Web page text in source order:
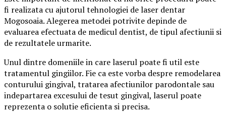
fi realizata cu ajutorul tehnologiei de laser dentar
Mogosoaia. Alegerea metodei potrivite depinde de
evaluarea efectuata de medicul dentist, de tipul afectiunii si
de rezultatele urmarite.
Unul dintre domeniile in care laserul poate fi util este
tratamentul gingiilor. Fie ca este vorba despre remodelarea
conturului gingival, tratarea afectiunilor parodontale sau
indepartarea excesului de tesut gingival, laserul poate
reprezenta o solutie eficienta si precisa.